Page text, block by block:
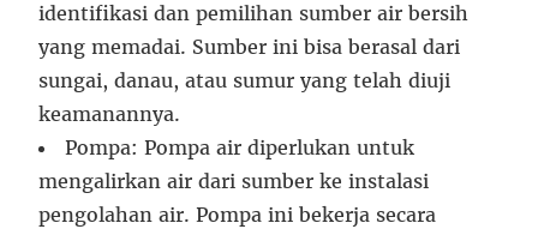
identifikasi dan pemilihan sumber air bersih
yang memadai. Sumber ini bisa berasal dari
sungai, danau, atau sumur yang telah diuji
keamanannya.
Pompa: Pompa air diperlukan untuk
mengalirkan air dari sumber ke instalasi
pengolahan air. Pompa ini bekerja secara